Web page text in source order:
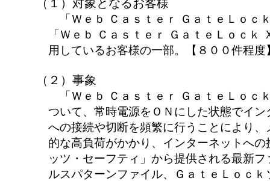
（１）対象となるお客様
「Ｗｅｂ Ｃａｓｔｅｒ ＧａｔｅＬｏｃ
「Ｗｅｂ Ｃａｓｔｅｒ ＧａｔｅＬｏｃｋ
用しているお客様の一部。【８００件程度
（２）事象
「Ｗｅｂ Ｃａｓｔｅｒ ＧａｔｅＬｏｃ
ついて、常時電源をＯＮにした状態でイン
への接続や切断を頻繁に行うことにより、
的な高負荷がかかり、インターネットへの
ッツ・セーフティ」から提供される最新フ
ルスパターンファイル、ＧａｔｅＬｏｃｋ